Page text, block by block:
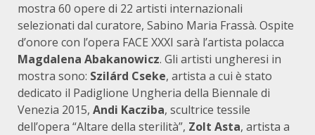
mostra 60 opere di 22 artisti internazionali
selezionati dal curatore, Sabino Maria Frassà. Ospite
d’onore con l’opera FACE XXXI sarà l’artista polacca
Magdalena Abakanowicz. Gli artisti ungheresi in
mostra sono: Szilárd Cseke, artista a cui è stato
dedicato il Padiglione Ungheria della Biennale di
Venezia 2015, Andi Kacziba, scultrice tessile
dell’opera “Altare della sterilità”, Zolt Asta, artista a